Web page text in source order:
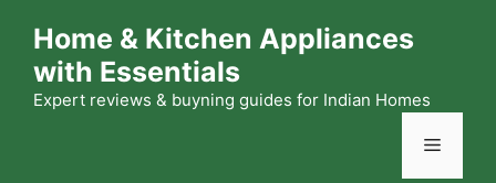
content
Home & Kitchen Appliances
with Essentials
Expert reviews & buyning guides for Indian Homes
Menu